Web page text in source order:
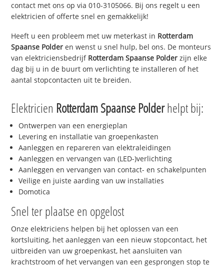
contact met ons op via 010-3105066. Bij ons regelt u een
elektricien of offerte snel en gemakkelijk!
Heeft u een probleem met uw meterkast in Rotterdam
Spaanse Polder en wenst u snel hulp, bel ons. De monteurs
van elektriciensbedrijf Rotterdam Spaanse Polder zijn elke
dag bij u in de buurt om verlichting te installeren of het
aantal stopcontacten uit te breiden.
Elektricien Rotterdam Spaanse Polderhelpt bij:
Ontwerpen van een energieplan
Levering en installatie van groepenkasten
Aanleggen en repareren van elektraleidingen
Aanleggen en vervangen van (LED-)verlichting
Aanleggen en vervangen van contact- en schakelpunten
Veilige en juiste aarding van uw installaties
Domotica
Snel ter plaatse en opgelost
Onze elektriciens helpen bij het oplossen van een
kortsluiting, het aanleggen van een nieuw stopcontact, het
uitbreiden van uw groepenkast, het aansluiten van
krachtstroom of het vervangen van een gesprongen stop te